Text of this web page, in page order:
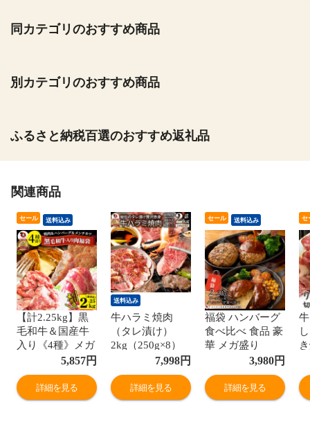
同カテゴリのおすすめ商品
別カテゴリのおすすめ商品
ふるさと納税百選のおすすめ返礼品
関連商品
セール 送料込み
【計2.25kg】黒
毛和牛＆国産牛
入り《4種》メガ
盛り肉の福袋 焼
肉＆ハンバーグ
＆メンチカツ
5,857円
詳細を見る
送料込み
牛ハラミ焼肉
（タレ漬け）
2kg（250g×8）
BBQ 赤身 はらみ
バーベキュー タ
レ 秘伝 焼肉 や
きにく ハラミ ア
7,998円
詳細を見る
セール 送料込み
福袋 ハンバーグ
食べ比べ 食品 豪
華 メガ盛り
2.2kg 2種セット
(プレーン
100g×12個、チー
ズイン100g×10
3,980円
詳細を見る
セ